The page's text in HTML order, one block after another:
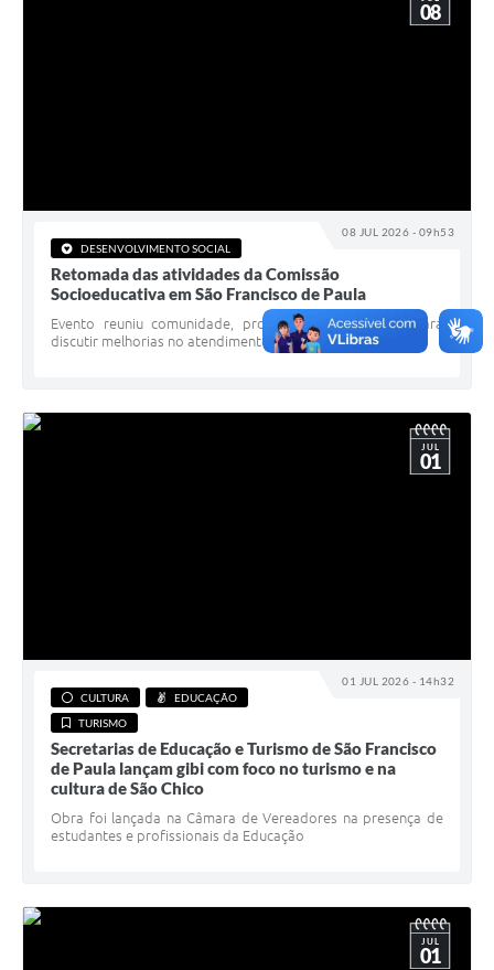
08 JUL 2026 - 09h53
08
DESENVOLVIMENTO SOCIAL
Retomada das atividades da Comissão
Socioeducativa em São Francisco de Paula
Evento reuniu comunidade, profissionais e gestores para
discutir melhorias no atendimento socioeducativo
01 JUL 2026 - 14h32
JUL
01
CULTURA
EDUCAÇÃO
TURISMO
Secretarias de Educação e Turismo de São Francisco
de Paula lançam gibi com foco no turismo e na
cultura de São Chico
Obra foi lançada na Câmara de Vereadores na presença de
estudantes e profissionais da Educação
JUL
01